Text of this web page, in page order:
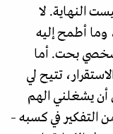
النهاية. لا
أطمح إليه
بحت. أما
تتيح لي
أن يشغلني الهم
التفكير في كسبه –